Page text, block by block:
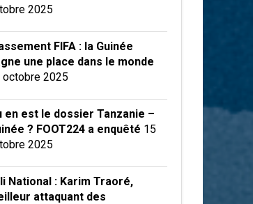
2025
FIFA : la Guinée
une place dans le monde
octobre 2025
en est le dossier Tanzanie –
? FOOT224 a enquêté 15
2025
National : Karim Traoré,
attaquant des